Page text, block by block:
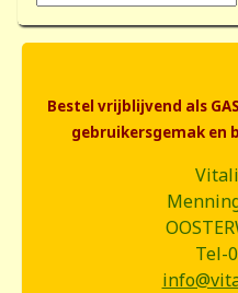
Bestel vrijblijvend als
gebruikersgemak en
Tel-